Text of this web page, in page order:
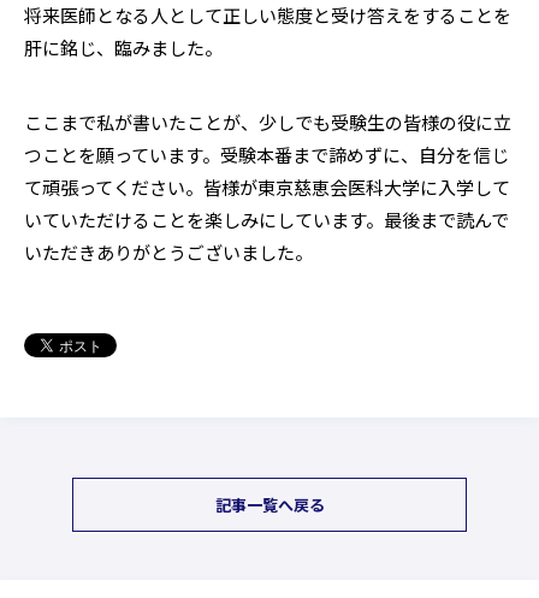
将来医師となる人として正しい態度と受け答えをすることを
肝に銘じ、臨みました。
ここまで私が書いたことが、少しでも受験生の皆様の役に立
つことを願っています。受験本番まで諦めずに、自分を信じ
て頑張ってください。皆様が東京慈恵会医科大学に入学して
いていただけることを楽しみにしています。最後まで読んで
いただきありがとうございました。
記事一覧へ戻る